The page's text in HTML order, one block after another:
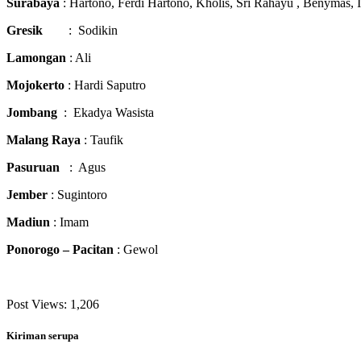
Gresik : Sodikin
Lamongan : Ali
Mojokerto : Hardi Saputro
Jombang : Ekadya Wasista
Malang Raya : Taufik
Pasuruan : Agus
Jember : Sugintoro
Madiun : Imam
Ponorogo – Pacitan : Gewol
Post Views: 1,206
Kiriman serupa